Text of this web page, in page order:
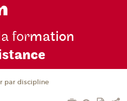
formation
ance
par discipline